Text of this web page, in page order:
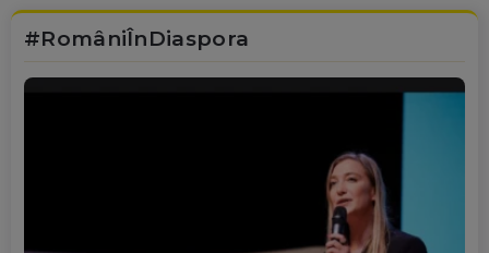
#RomâniÎnDiaspora